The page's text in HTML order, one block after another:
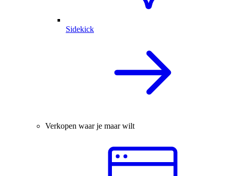
Sidekick
Verkopen waar je maar wilt